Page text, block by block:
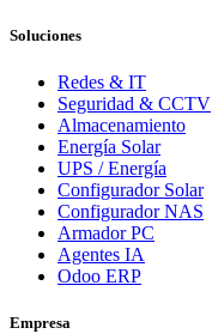
Soluciones
Redes & IT
Seguridad & CCTV
Almacenamiento
Energía Solar
UPS / Energía
Configurador Solar
Configurador NAS
Armador PC
Agentes IA
Odoo ERP
Empresa